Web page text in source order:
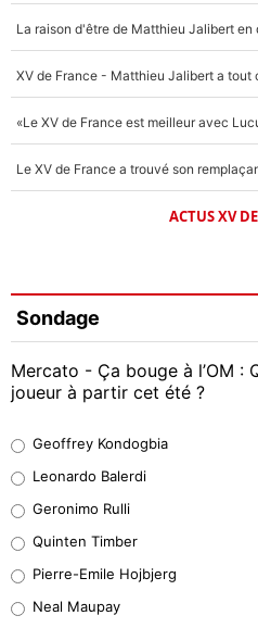
ACTUS XV
Sondage
Mercato - Ça bouge à l’OM :
joueur à partir cet été ?
38%
32%
5%
Geoffrey Kondogbia
Leonardo Balerdi
Geronimo Rulli
Quinten Timber
Pierre-Emile Hojbjerg
Neal Maupay